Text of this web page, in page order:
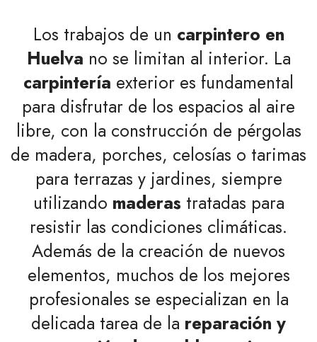
Los trabajos de un carpintero en
Huelva no se limitan al interior. La
carpintería exterior es fundamental
para disfrutar de los espacios al aire
libre, con la construcción de pérgolas
de madera, porches, celosías o tarimas
para terrazas y jardines, siempre
utilizando maderas tratadas para
resistir las condiciones climáticas.
Además de la creación de nuevos
elementos, muchos de los mejores
profesionales se especializan en la
delicada tarea de la reparación y